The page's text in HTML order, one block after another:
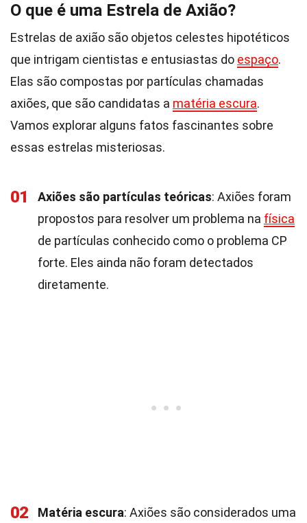
O que é uma Estrela de Axião?
Estrelas de axião são objetos celestes hipotéticos
que intrigam cientistas e entusiastas do espaço.
Elas são compostas por partículas chamadas
axiões, que são candidatas a matéria escura.
Vamos explorar alguns fatos fascinantes sobre
essas estrelas misteriosas.
01 Axiões são partículas teóricas: Axiões foram
propostos para resolver um problema na física
de partículas conhecido como o problema CP
forte. Eles ainda não foram detectados
diretamente.
02 Matéria escura: Axiões são considerados uma